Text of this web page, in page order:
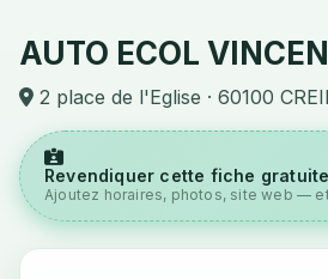
AUTO ECOL
2 place de l'Eglise · 60100
Revendiquer cette fiche
Ajoutez horaires, photos, site web —